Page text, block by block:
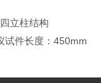
立柱结构
试件长度：450mm